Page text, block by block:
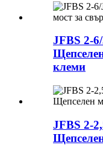
JFBS 2-
клеми
JFBS 2-